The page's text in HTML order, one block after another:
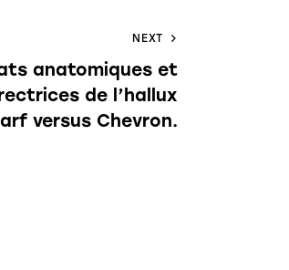
NEXT
anatomiques et
de l’hallux
versus Chevron.